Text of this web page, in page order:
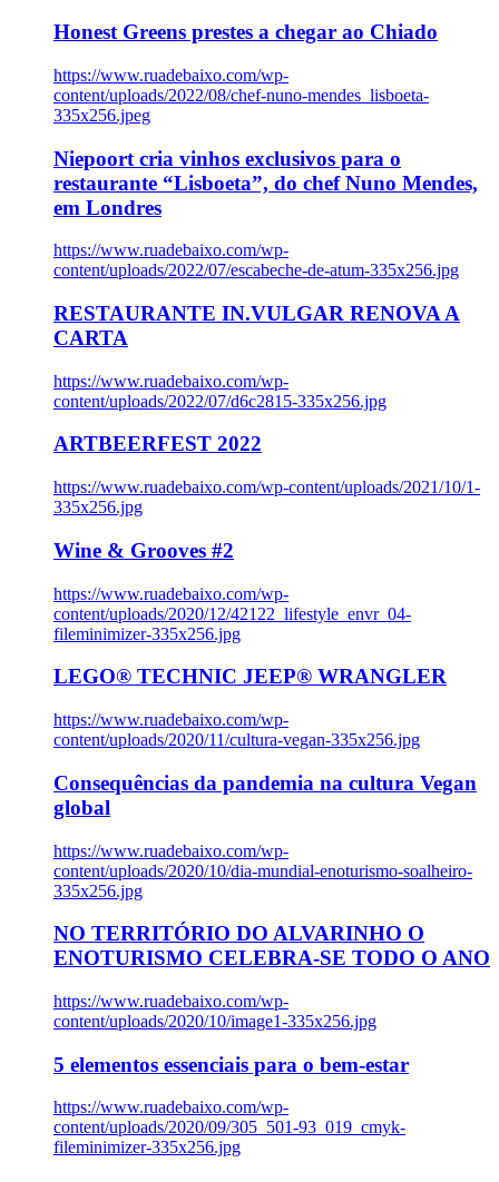
Honest Greens prestes a chegar ao Chiado
https://www.ruadebaixo.com/wp-
content/uploads/2022/08/chef-nuno-mendes_lisboeta-
335x256.jpeg
Niepoort cria vinhos exclusivos para o
restaurante “Lisboeta”, do chef Nuno Mendes,
em Londres
https://www.ruadebaixo.com/wp-
content/uploads/2022/07/escabeche-de-atum-335x256.jpg
RESTAURANTE IN.VULGAR RENOVA A
CARTA
https://www.ruadebaixo.com/wp-
content/uploads/2022/07/d6c2815-335x256.jpg
ARTBEERFEST 2022
https://www.ruadebaixo.com/wp-content/uploads/2021/10/1-
335x256.jpg
Wine & Grooves #2
https://www.ruadebaixo.com/wp-
content/uploads/2020/12/42122_lifestyle_envr_04-
fileminimizer-335x256.jpg
LEGO® TECHNIC JEEP® WRANGLER
https://www.ruadebaixo.com/wp-
content/uploads/2020/11/cultura-vegan-335x256.jpg
Consequências da pandemia na cultura Vegan
global
https://www.ruadebaixo.com/wp-
content/uploads/2020/10/dia-mundial-enoturismo-soalheiro-
335x256.jpg
NO TERRITÓRIO DO ALVARINHO O
ENOTURISMO CELEBRA-SE TODO O ANO
https://www.ruadebaixo.com/wp-
content/uploads/2020/10/image1-335x256.jpg
5 elementos essenciais para o bem-estar
https://www.ruadebaixo.com/wp-
content/uploads/2020/09/305_501-93_019_cmyk-
fileminimizer-335x256.jpg